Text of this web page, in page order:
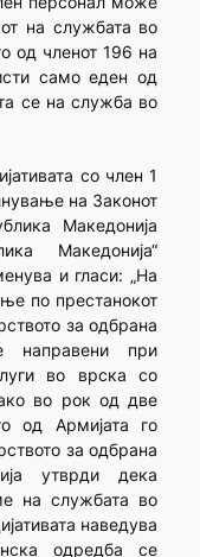
на службата во
од членот 196 на
само еден од
се на служба во
со член 1
на Законот
Македонија
Македонија“
и гласи: „На
по престанокот
за одбрана
направени при
во врска со
во рок од две
од Армијата го
за одбрана
утврди дека
на службата во
наведува
одредба се